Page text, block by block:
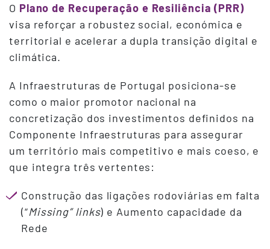
O Plano de Recuperação e Resiliência (PRR)
visa reforçar a robustez social, económica e
territorial e acelerar a dupla transição digital e
climática.
A Infraestruturas de Portugal posiciona-se
como o maior promotor nacional na
concretização dos investimentos definidos na
Componente Infraestruturas para assegurar
um território mais competitivo e mais coeso, e
que integra três vertentes:
Construção das ligações rodoviárias em falta
(“Missing” links) e Aumento capacidade da
Rede